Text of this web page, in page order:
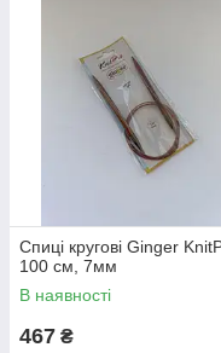
Спиці кругові Ginger
100 см, 7мм
В наявності
467 ₴